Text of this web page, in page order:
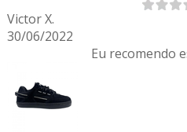
Victor X.
30/06/2022
Eu recomendo